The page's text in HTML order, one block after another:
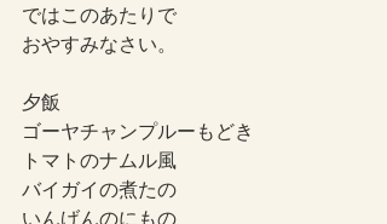
ではこのあたりで
おやすみなさい。
夕飯
ゴーヤチャンプルーもどき
トマトのナムル風
バイガイの煮たの
いんげんのにもの